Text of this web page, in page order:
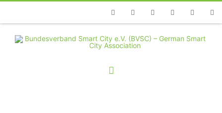
TelefonFacebookTwitterYoutubeInstagramLinkedin